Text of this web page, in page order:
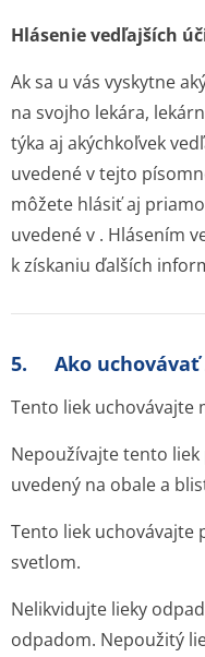
Hlásenie vedľajších
Ak sa u vás vyskytne
na svojho lekára,
týka aj akýchkoľvek
uvedené v tejto
môžete hlásiť aj
uvedené v . Hlásením
k získaniu ďalších
5. Ako uchovávať
Tento liek uchovávajte
Nepoužívajte tento
uvedený na obale a
Tento liek uchovávajte
svetlom.
Nelikvidujte lieky
odpadom. Nepoužitý